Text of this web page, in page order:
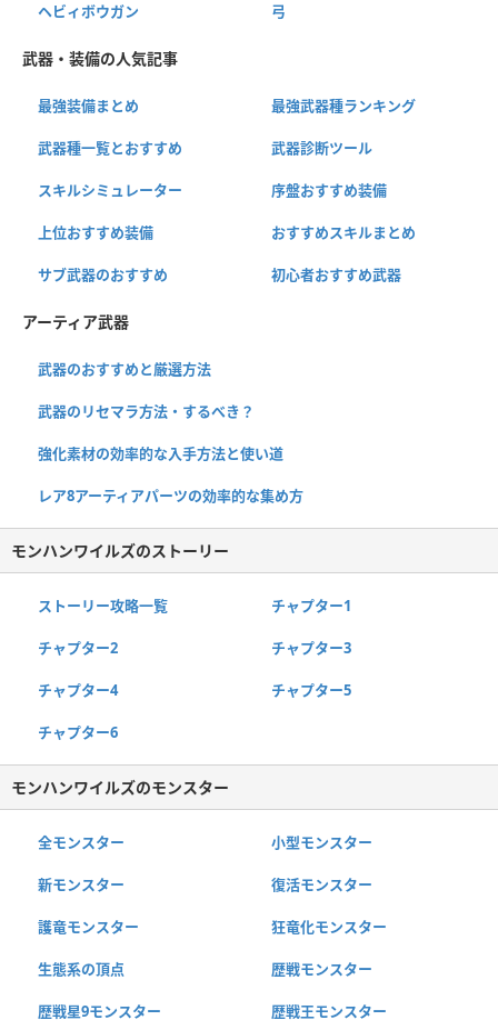
ヘビィボウガン 弓
武器・装備の人気記事
最強装備まとめ 最強武器種ランキング
武器種一覧とおすすめ 武器診断ツール
スキルシミュレーター 序盤おすすめ装備
上位おすすめ装備 おすすめスキルまとめ
サブ武器のおすすめ 初心者おすすめ武器
アーティア武器
武器のおすすめと厳選方法
武器のリセマラ方法・するべき？
強化素材の効率的な入手方法と使い道
レア8アーティアパーツの効率的な集め方
モンハンワイルズのストーリー
ストーリー攻略一覧 チャプター1
チャプター2 チャプター3
チャプター4 チャプター5
チャプター6
モンハンワイルズのモンスター
全モンスター 小型モンスター
新モンスター 復活モンスター
護竜モンスター 狂竜化モンスター
生態系の頂点 歴戦モンスター
歴戦星9モンスター 歴戦王モンスター